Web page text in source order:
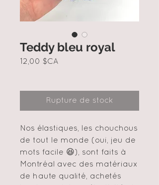
Teddy bleu royal
12,00 $CA
Rupture de stock
Nos élastiques, les chouchous
de tout le monde (oui, jeu de
mots facile 😆), sont faits à
Montréal avec des matériaux
de haute qualité, achetés